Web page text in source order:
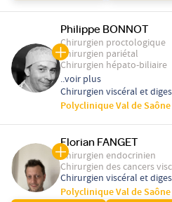
Philippe BONNOT
Chirurgien proctologique
Chirurgien pariétal
Chirurgien hépato-biliaire
..voir plus
Chirurgien viscéral et
Polyclinique Val de
Florian FANGET
Chirurgien endocrinien
Chirurgien des cancers
Chirurgien viscéral et
Polyclinique Val de